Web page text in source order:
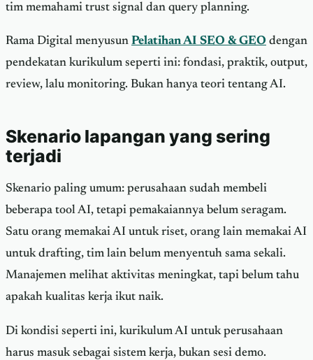
tim memahami trust signal dan query planning.
Rama Digital menyusun Pelatihan AI SEO & GEO dengan
pendekatan kurikulum seperti ini: fondasi, praktik, output,
review, lalu monitoring. Bukan hanya teori tentang AI.
Skenario lapangan yang sering
terjadi
Skenario paling umum: perusahaan sudah membeli
beberapa tool AI, tetapi pemakaiannya belum seragam.
Satu orang memakai AI untuk riset, orang lain memakai AI
untuk drafting, tim lain belum menyentuh sama sekali.
Manajemen melihat aktivitas meningkat, tapi belum tahu
apakah kualitas kerja ikut naik.
Di kondisi seperti ini, kurikulum AI untuk perusahaan
harus masuk sebagai sistem kerja, bukan sesi demo.